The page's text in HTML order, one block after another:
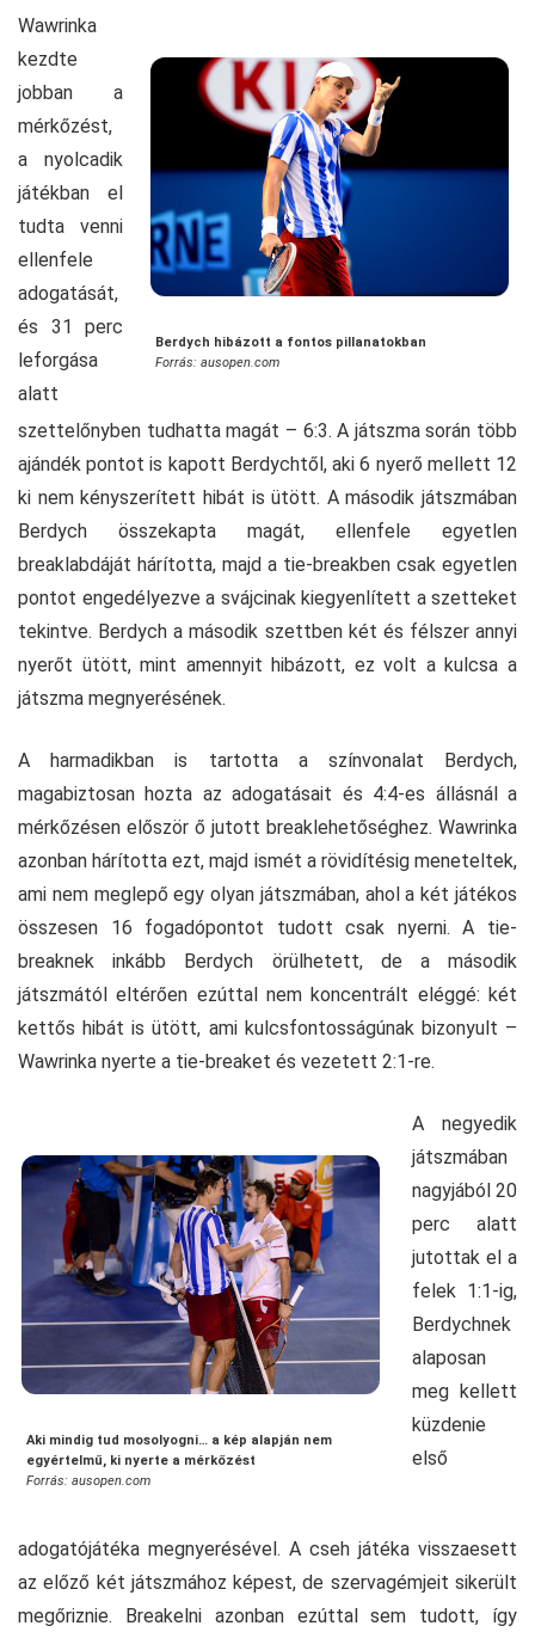
Berdych hibázott a fontos pillanatokban
Forrás: ausopen.com
Wawrinka
kezdte
jobban a
mérkőzést,
a nyolcadik
játékban el
tudta venni
ellenfele
adogatását,
és 31 perc
leforgása
alatt
szettelőnyben tudhatta magát – 6:3. A játszma során több
ajándék pontot is kapott Berdychtől, aki 6 nyerő mellett 12
ki nem kényszerített hibát is ütött. A második játszmában
Berdych összekapta magát, ellenfele egyetlen
breaklabdáját hárította, majd a tie-breakben csak egyetlen
pontot engedélyezve a svájcinak kiegyenlített a szetteket
tekintve. Berdych a második szettben két és félszer annyi
nyerőt ütött, mint amennyit hibázott, ez volt a kulcsa a
játszma megnyerésének.
A harmadikban is tartotta a színvonalat Berdych,
magabiztosan hozta az adogatásait és 4:4-es állásnál a
mérkőzésen először ő jutott breaklehetőséghez. Wawrinka
azonban hárította ezt, majd ismét a rövidítésig meneteltek,
ami nem meglepő egy olyan játszmában, ahol a két játékos
összesen 16 fogadópontot tudott csak nyerni. A tie-
breaknek inkább Berdych örülhetett, de a második
játszmától eltérően ezúttal nem koncentrált eléggé: két
kettős hibát is ütött, ami kulcsfontosságúnak bizonyult –
Wawrinka nyerte a tie-breaket és vezetett 2:1-re.
Aki mindig tud mosolyogni… a kép alapján nem
egyértelmű, ki nyerte a mérkőzést
Forrás: ausopen.com
A negyedik
játszmában
nagyjából 20
perc alatt
jutottak el a
felek 1:1-ig,
Berdychnek
alaposan
meg kellett
küzdenie
első
adogatójátéka megnyerésével. A cseh játéka visszaesett
az előző két játszmához képest, de szervagémjeit sikerült
megőriznie. Breakelni azonban ezúttal sem tudott, így